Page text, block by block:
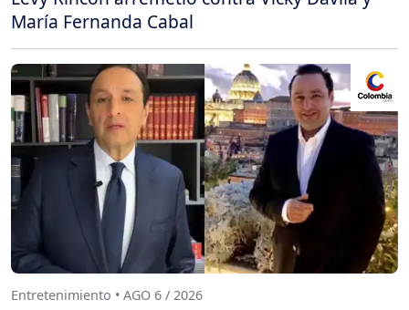
María Fernanda Cabal
Entretenimiento • AGO 6 / 2026